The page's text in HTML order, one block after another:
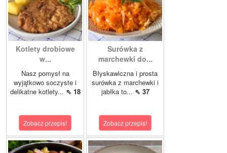
Kotlety drobiowe
w...
Nasz pomysł na
wyjątkowo soczyste i
delikatne kotlety... ⇖ 18
Zobacz przepis!
Surówka z
marchewki do...
Błyskawiczna i prosta
surówka z marchewki i
jabłka to... ⇖ 37
Zobacz przepis!